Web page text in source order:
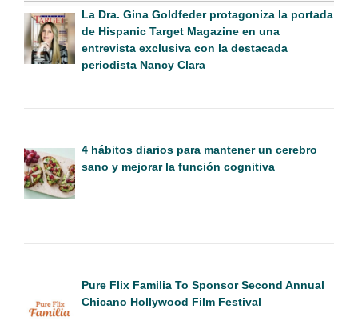
La Dra. Gina Goldfeder protagoniza la portada
de Hispanic Target Magazine en una
entrevista exclusiva con la destacada
periodista Nancy Clara
4 hábitos diarios para mantener un cerebro
sano y mejorar la función cognitiva
Pure Flix Familia To Sponsor Second Annual
Chicano Hollywood Film Festival